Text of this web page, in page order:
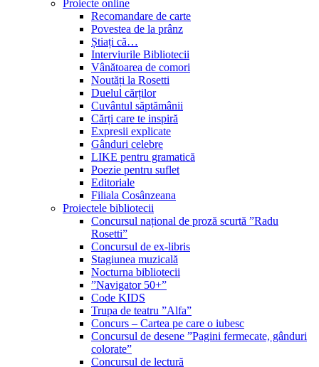
Proiecte online
Recomandare de carte
Povestea de la prânz
Știați că…
Interviurile Bibliotecii
Vânătoarea de comori
Noutăți la Rosetti
Duelul cărților
Cuvântul săptămânii
Cărți care te inspiră
Expresii explicate
Gânduri celebre
LIKE pentru gramatică
Poezie pentru suflet
Editoriale
Filiala Cosânzeana
Proiectele bibliotecii
Concursul național de proză scurtă ”Radu
Rosetti”
Concursul de ex-libris
Stagiunea muzicală
Nocturna bibliotecii
”Navigator 50+”
Code KIDS
Trupa de teatru ”Alfa”
Concurs – Cartea pe care o iubesc
Concursul de desene ”Pagini fermecate, gânduri
colorate”
Concursul de lectură